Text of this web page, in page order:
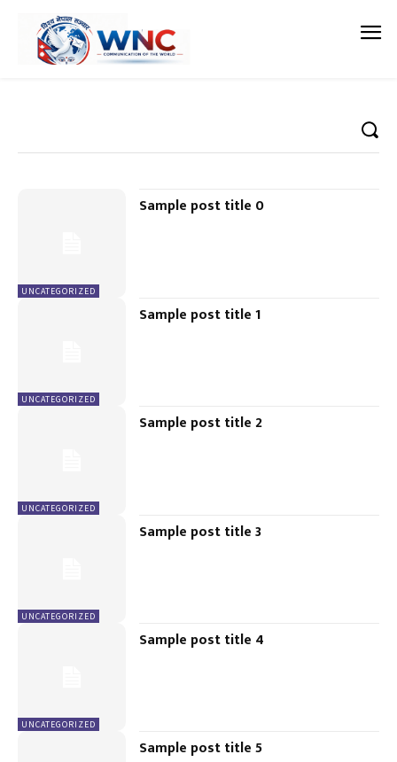
UNCATEGORIZED
Sample post title 0
UNCATEGORIZED
Sample post title 1
UNCATEGORIZED
Sample post title 2
UNCATEGORIZED
Sample post title 3
UNCATEGORIZED
Sample post title 4
Sample post title 5